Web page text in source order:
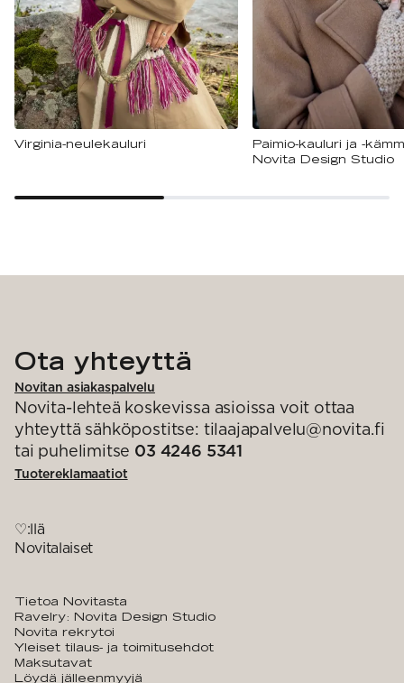
Virginia-neulekauluri
Paimio-kauluri ja -
Novita Design Studio
Ota yhteyttä
Novitan asiakaspalvelu
Novita-lehteä koskevissa asioissa voit ottaa
yhteyttä sähköpostitse: tilaajapalvelu@novita.fi
tai puhelimitse 03 4246 5341
Tuotereklamaatiot
♡:llä
Novitalaiset
Tietoa Novitasta
Ravelry: Novita Design Studio
Novita rekrytoi
Yleiset tilaus- ja toimitusehdot
Maksutavat
Löydä jälleenmyyjä